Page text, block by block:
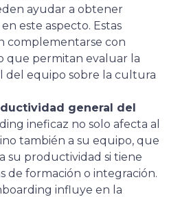
ayudar a obtener
este aspecto. Estas
complementarse con
que permitan evaluar la
del equipo sobre la cultura
general del
ineficaz no solo afecta al
también a su equipo, que
su productividad si tiene
de formación o integración.
influye en la